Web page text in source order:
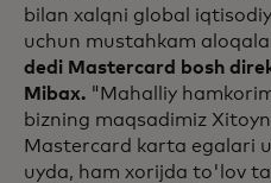
bilan xalqni global
uchun mustahkam
dedi Mastercard bosh
Mibax. "Mahalliy
bizning maqsadimiz
Mastercard karta egalari
uyda, ham xorijda to'lov